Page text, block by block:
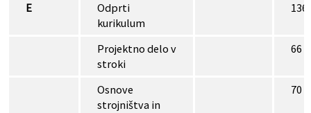
E
Odprti
kurikulum
136
Projektno delo v
stroki
66
Osnove
strojništva in
70